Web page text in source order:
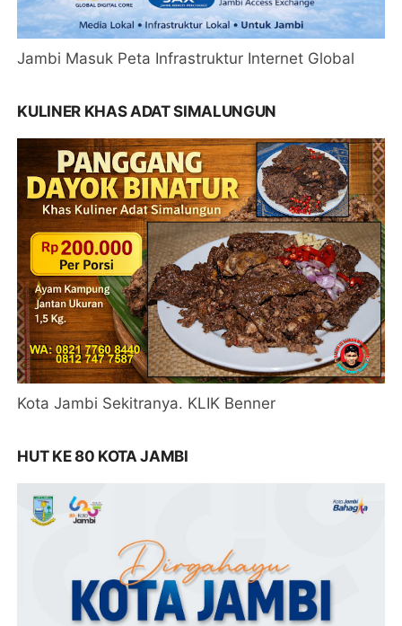
Jambi Masuk Peta Infrastruktur Internet Global
KULINER KHAS ADAT SIMALUNGUN
Kota Jambi Sekitranya. KLIK Benner
HUT KE 80 KOTA JAMBI